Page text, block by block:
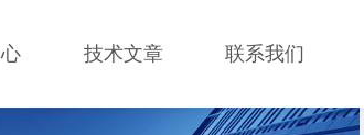
技术文章 联系我们